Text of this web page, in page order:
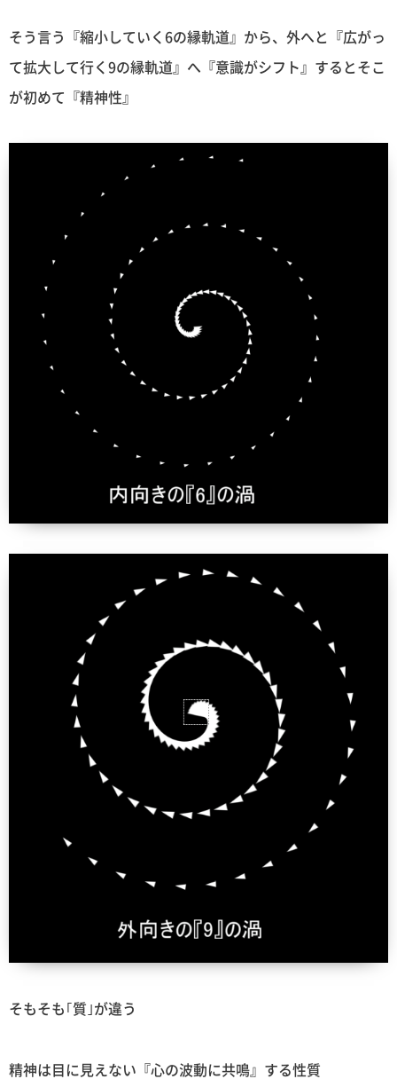
そう言う『縮小していく6の縁軌道』から、外へと『広がっ
て拡大して行く9の縁軌道』へ『意識がシフト』するとそこ
が初めて『精神性』
そもそも｢質｣が違う
精神は目に見えない『心の波動に共鳴』する性質